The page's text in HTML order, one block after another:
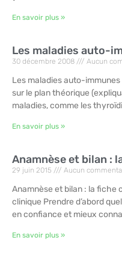
En savoir plus »
Les maladies auto-
30 décembre 2008 Aucun
Les maladies auto-immunes
sur le plan théorique
maladies, comme les
En savoir plus »
Anamnèse et bilan :
29 juin 2015 Aucun
Anamnèse et bilan : la fiche
clinique Prendre d’abord
en confiance et mieux
En savoir plus »